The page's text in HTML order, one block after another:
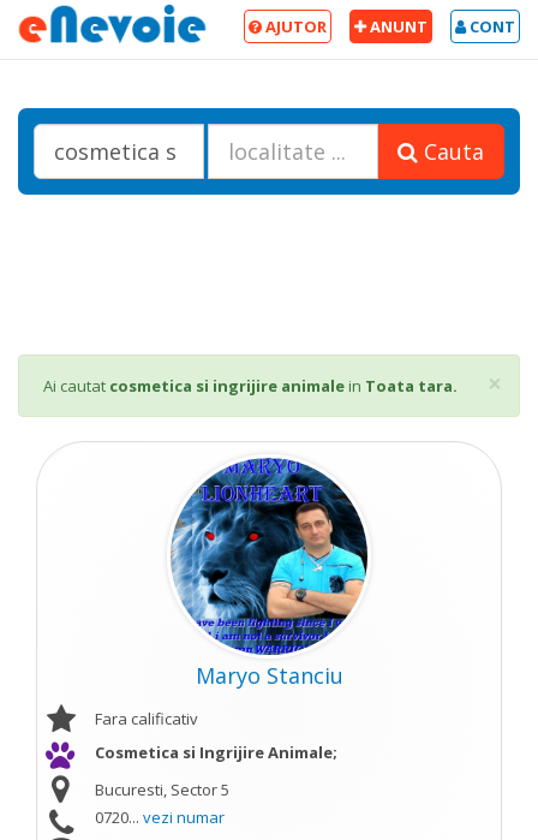
CONT
ANUNT
AJUTOR
Cauta
×
Ai cautat cosmetica si ingrijire animalein Toata tara.
Maryo Stanciu
Fara calificativ
Cosmetica si Ingrijire Animale;
Bucuresti, Sector 5
0720... vezi numar